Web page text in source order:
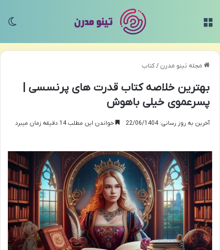
مجله تینو مدرن /کتاب
بهترین خلاصه کتاب قدرت های پرنسسی |
پسرعموی خیلی باهوش
آخرین به روز رسانی: 22/06/1404 خواندن این مطلب 14 دقیقه زمان میبرد